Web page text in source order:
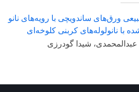
ورق‌های ساندویچی با رویه‌های نانو
با نانولوله‌های کربنی کلوخه‌ای
عبدالمحمدی، شیدا گودرزی